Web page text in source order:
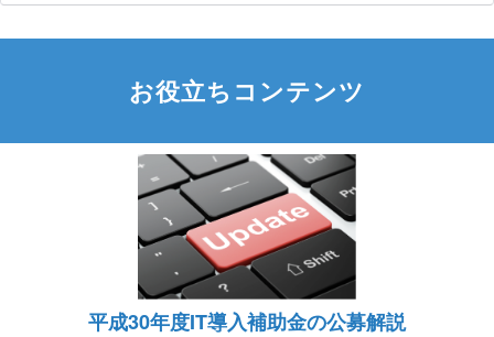
お役立ちコンテンツ
平成30年度IT導入補助金の公募解説